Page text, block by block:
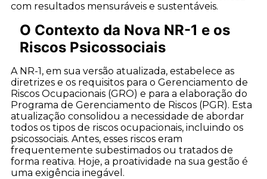
com resultados mensuráveis e sustentáveis.
O Contexto da Nova NR-1 e os
Riscos Psicossociais
A NR-1, em sua versão atualizada, estabelece as
diretrizes e os requisitos para o Gerenciamento de
Riscos Ocupacionais (GRO) e para a elaboração do
Programa de Gerenciamento de Riscos (PGR). Esta
atualização consolidou a necessidade de abordar
todos os tipos de riscos ocupacionais, incluindo os
psicossociais. Antes, esses riscos eram
frequentemente subestimados ou tratados de
forma reativa. Hoje, a proatividade na sua gestão é
uma exigência inegável.